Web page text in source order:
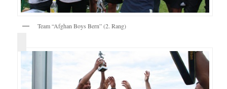
Team “Afghan Boys Bern” (2. Rang)